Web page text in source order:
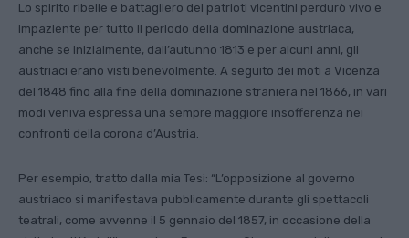
Lo spirito ribelle e battagliero dei patrioti vicentini perdurò vivo e
impaziente per tutto il periodo della dominazione austriaca,
anche se inizialmente, dall’autunno 1813 e per alcuni anni, gli
austriaci erano visti benevolmente. A seguito dei moti a Vicenza
del 1848 fino alla fine della dominazione straniera nel 1866, in vari
modi veniva espressa una sempre maggiore insofferenza nei
confronti della corona d’Austria.
Per esempio, tratto dalla mia Tesi: “L’opposizione al governo
austriaco si manifestava pubblicamente durante gli spettacoli
teatrali, come avvenne il 5 gennaio del 1857, in occasione della